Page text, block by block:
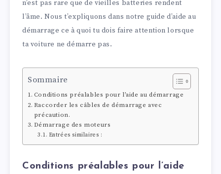
n’est pas rare que de vieilles batteries rendent
l’âme. Nous t’expliquons dans notre guide d’aide au
démarrage ce à quoi tu dois faire attention lorsque
ta voiture ne démarre pas.
Sommaire
Conditions préalables pour l’aide au démarrage
Raccorder les câbles de démarrage avec
précaution.
Démarrage des moteurs
Entrées similaires :
Conditions préalables pour l’aide